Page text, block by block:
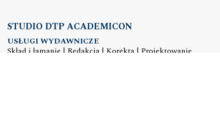
STUDIO DTP ACADEMICON
USŁUGI WYDAWNICZE
Skład i łamanie | Redakcja | Korekta | Projektowanie